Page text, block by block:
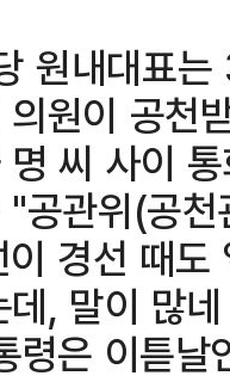
원내대표
의원이 공
씨 사이
공관위(공
경선 때
, 말이 많
령은 이튿